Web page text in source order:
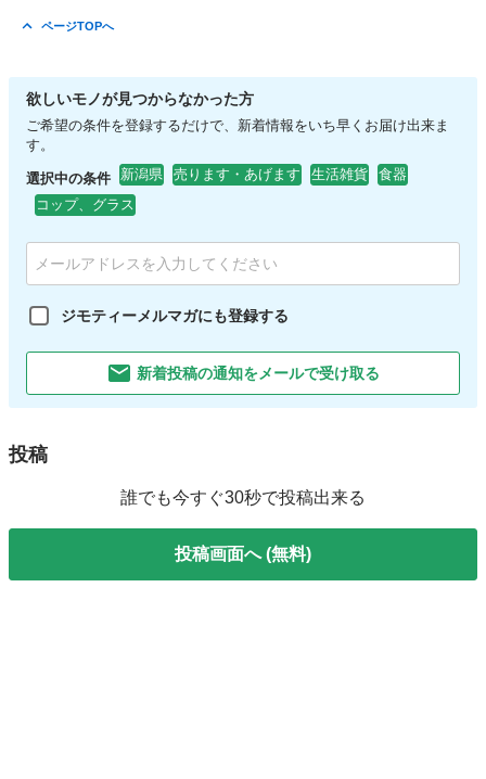
ページTOPへ
欲しいモノが見つからなかった方
ご希望の条件を登録するだけで、新着情報をいち早くお届け出来ま
す。
選択中の条件 新潟県 売ります・あげます 生活雑貨
食器
コップ、グラス
ジモティーメルマガにも登録する
新着投稿の通知をメールで受け取る
投稿
誰でも今すぐ30秒で投稿出来る
投稿画面へ (無料)